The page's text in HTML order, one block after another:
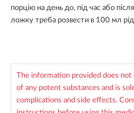
порцію на день до, під час або
ложку треба розвести в 100 мл
The information provided does
of any potent substances and is
complications and side effects.